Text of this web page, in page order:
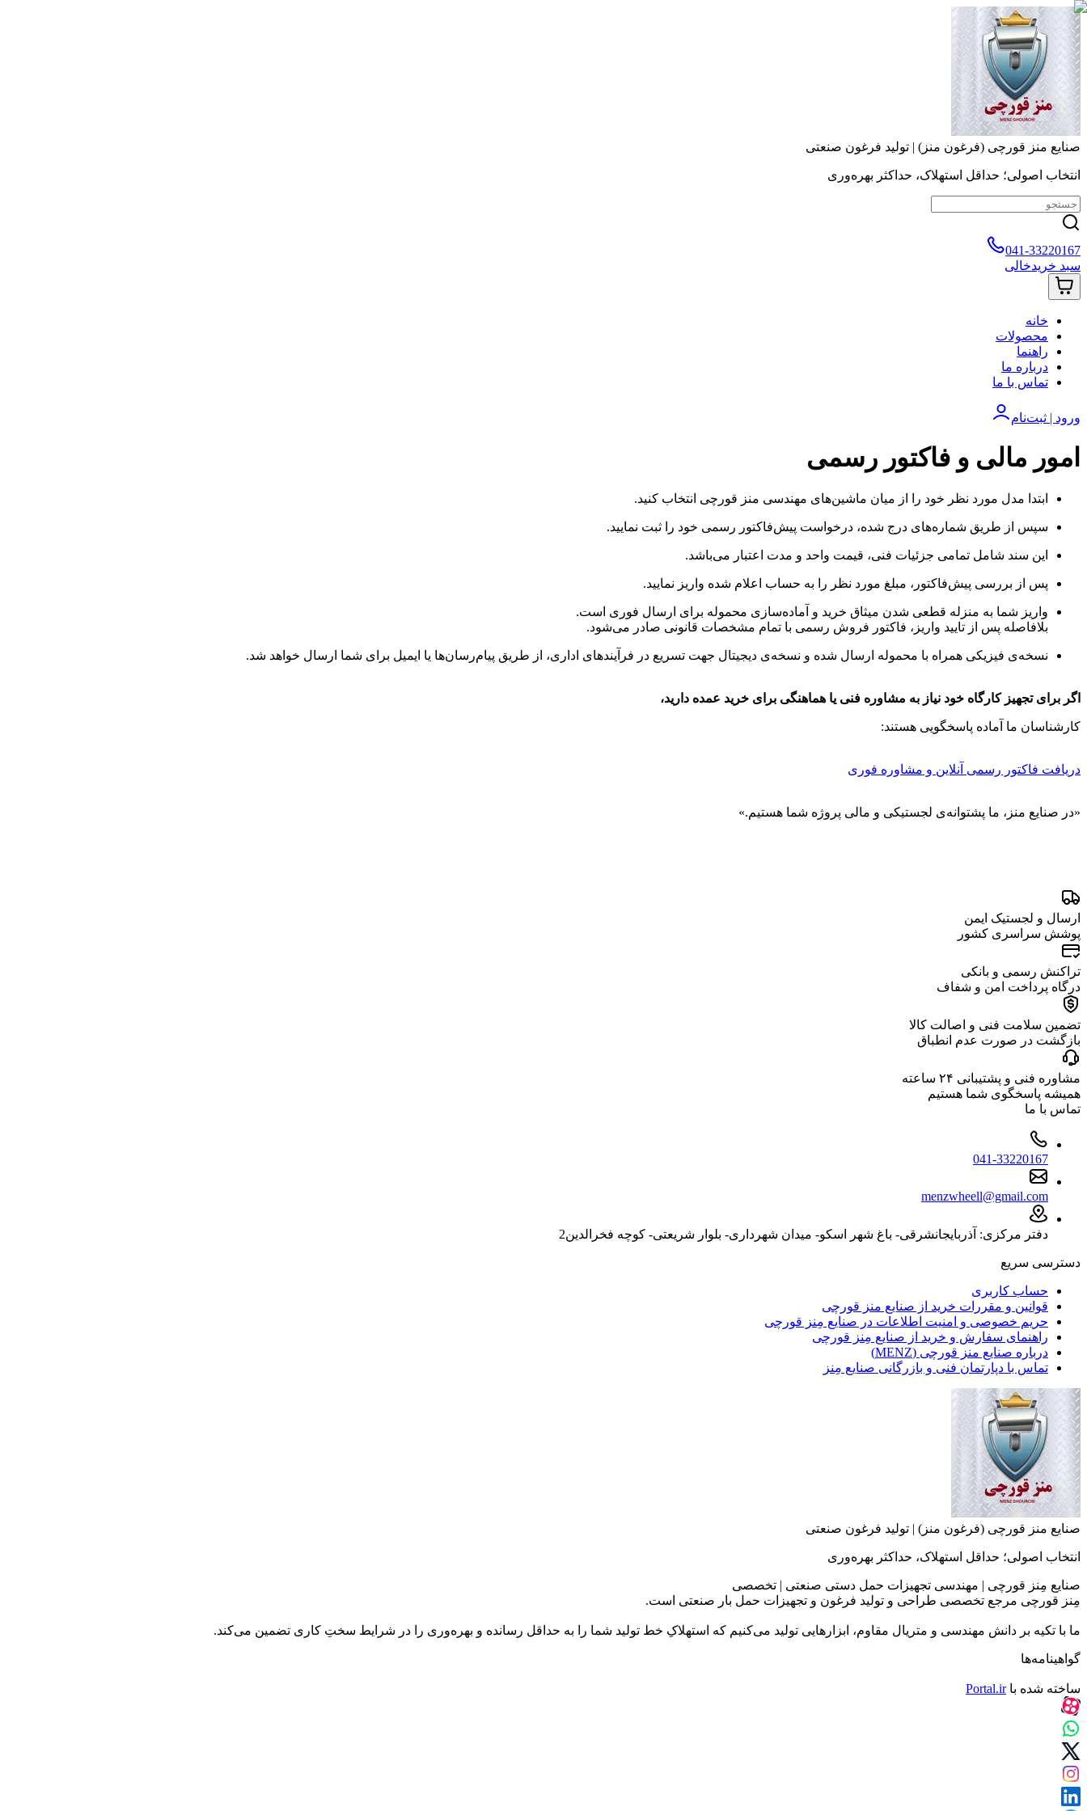
صنایع منز قورچی (فرغون منز) | تولید فرغون صنعتی
انتخاب اصولی؛ حداقل استهلاک، حداکثر بهره‌وری
041-33220167
سبد خریدخالی
خانه
محصولات
راهنما
درباره ما
تماس با ما
ورود | ثبت‌نام
امور مالی و فاکتور رسمی
ابتدا مدل مورد نظر خود را از میان ماشین‌های مهندسی منز قورچی انتخاب کنید.
سپس از طریق شماره‌های درج شده، درخواست پیش‌فاکتور رسمی خود را ثبت نمایید.
این سند شامل تمامی جزئیات فنی، قیمت واحد و مدت اعتبار می‌باشد.
پس از بررسی پیش‌فاکتور، مبلغ مورد نظر را به حساب اعلام شده واریز نمایید.
واریز شما به منزله قطعی شدن میثاق خرید و آماده‌سازی محموله برای ارسال فوری است.
بلافاصله پس از تایید واریز، فاکتور فروش رسمی با تمام مشخصات قانونی صادر می‌شود.
نسخه‌ی فیزیکی همراه با محموله ارسال شده و نسخه‌ی دیجیتال جهت تسریع در فرآیندهای اداری، از طریق پیام‌رسان‌ها یا ایمیل برای شما ارسال خواهد شد.
اگر برای تجهیز کارگاه خود نیاز به مشاوره فنی یا هماهنگی برای خرید عمده دارید،
کارشناسان ما آماده پاسخگویی هستند:
دریافت فاکتور رسمی آنلاین و مشاوره فوری
«در صنایع منز، ما پشتوانه‌ی لجستیکی و مالی پروژه شما هستیم.»
ارسال و لجستیک ایمن
پوشش سراسری کشور
تراکنش رسمی و بانکی
درگاه پرداخت امن و شفاف
تضمین سلامت فنی و اصالت کالا
بازگشت در صورت عدم انطباق
مشاوره فنی و پشتیبانی ۲۴ ساعته
همیشه پاسخگوی شما هستیم
تماس با ما
041-33220167
menzwheell@gmail.com
دفتر مرکزی: آذربایجانشرقی- باغ شهر اسکو- میدان شهرداری- بلوار شریعتی- کوچه فخرالدین2
دسترسی سریع
حساب کاربری
قوانین و مقررات خرید از صنایع منز قورچی
حریم خصوصی و امنیت اطلاعات در صنایع مِنز قورچی
راهنمای سفارش و خرید از صنایع مِنز قورچی
درباره صنایع منز قورچی (MENZ)
تماس با دپارتمان فنی و بازرگانی صنایع مِنز
صنایع منز قورچی (فرغون منز) | تولید فرغون صنعتی
انتخاب اصولی؛ حداقل استهلاک، حداکثر بهره‌وری
صنایع مِنز قورچی | مهندسی تجهیزات حمل دستی صنعتی | تخصصی
مِنز قورچی مرجع تخصصی طراحی و تولید فرغون و تجهیزات حمل بار صنعتی است.
ما با تکیه بر دانش مهندسی و متریال مقاوم، ابزارهایی تولید می‌کنیم که استهلاکِ خط تولید شما را به حداقل رسانده و بهره‌وری را در شرایط سختِ کاری تضمین می‌کند.
گواهینامه‌ها
ساخته شده باPortal.ir